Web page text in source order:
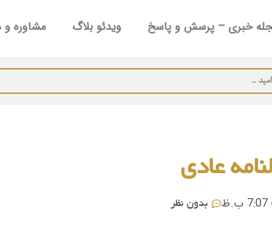
خبری – پرسش و پاسخ ویدئو بلاگ مشاوره
عادی
7:07 ب.ظ بدون نظر